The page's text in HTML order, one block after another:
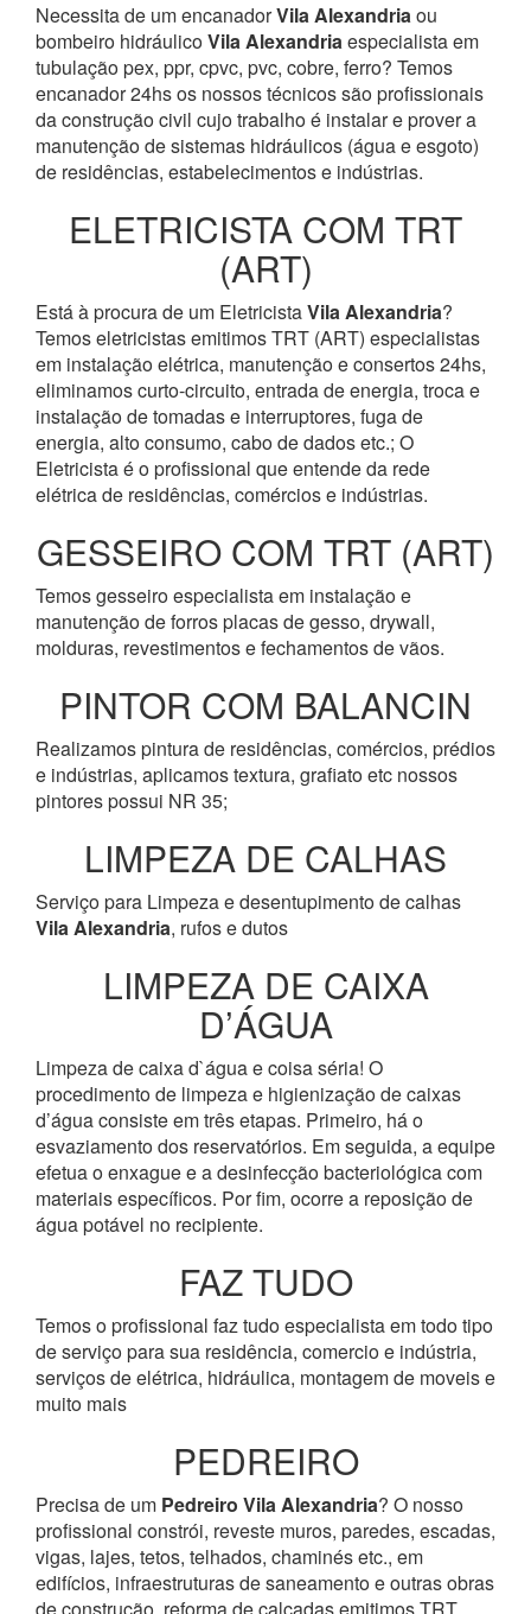
Necessita de um encanadorVila Alexandriaou
bombeiro hidráulicoVila Alexandriaespecialista em
tubulação pex, ppr, cpvc, pvc, cobre, ferro? Temos
encanador 24hs os nossos técnicos são profissionais
da construção civil cujo trabalho é instalar e prover a
manutenção de sistemas hidráulicos (água e esgoto)
de residências, estabelecimentos e indústrias.
ELETRICISTA COM TRT
(ART)
Está à procura de um EletricistaVila Alexandria?
Temos eletricistas emitimos TRT (ART) especialistas
em instalação elétrica, manutenção e consertos 24hs,
eliminamos curto-circuito, entrada de energia, troca e
instalação de tomadas e interruptores, fuga de
energia, alto consumo, cabo de dados etc.; O
Eletricista é o profissional que entende da rede
elétrica de residências, comércios e indústrias.
GESSEIRO COM TRT (ART)
Temos gesseiro especialista em instalação e
manutenção de forros placas de gesso, drywall,
molduras, revestimentos e fechamentos de vãos.
PINTOR COM BALANCIN
Realizamos pintura de residências, comércios, prédios
e indústrias, aplicamos textura, grafiato etc nossos
pintores possui NR 35;
LIMPEZA DE CALHAS
Serviço para Limpeza e desentupimento de calhas
Vila Alexandria, rufos e dutos
LIMPEZA DE CAIXA
D’ÁGUA
Limpeza de caixa d`água e coisa séria! O
procedimento de limpeza e higienização de caixas
d’água consiste em três etapas. Primeiro, há o
esvaziamento dos reservatórios. Em seguida, a equipe
efetua o enxague e a desinfecção bacteriológica com
materiais específicos. Por fim, ocorre a reposição de
água potável no recipiente.
FAZ TUDO
Temos o profissional faz tudo especialista em todo tipo
de serviço para sua residência, comercio e indústria,
serviços de elétrica, hidráulica, montagem de moveis e
muito mais
PEDREIRO
Precisa de um Pedreiro Vila Alexandria? O nosso
profissional constrói, reveste muros, paredes, escadas,
vigas, lajes, tetos, telhados, chaminés etc., em
edifícios, infraestruturas de saneamento e outras obras